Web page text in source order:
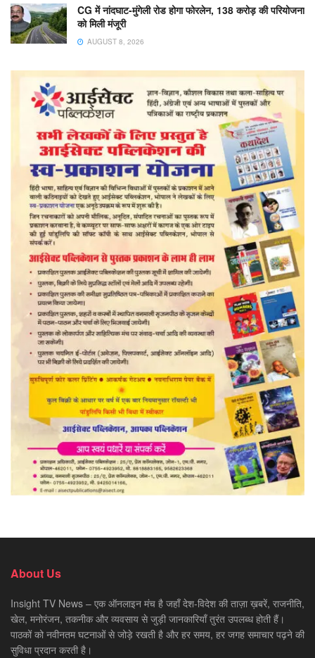
CG में नांदघाट-मुंगेली रोड होगा फोरलेन, 138 करोड़ की परियोजना
को मिली मंजूरी
AUGUST 8, 2026
About Us
Insight TV News – एक ऑनलाइन मंच है जहाँ देश-विदेश की ताज़ा ख़बरें, राजनीति,
खेल, मनोरंजन, तकनीक और व्यवसाय से जुड़ी जानकारियाँ तुरंत उपलब्ध होती हैं।
पाठकों को नवीनतम घटनाओं से जोड़े रखती है और हर समय, हर जगह समाचार पढ़ने की
सुविधा प्रदान करती है।